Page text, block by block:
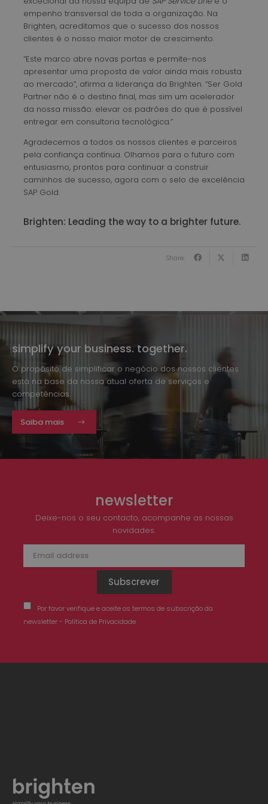
empenho transversal de toda a organização. Na
Brighten, acreditamos que o sucesso dos nossos
clientes é o nosso maior motor de crescimento.
“Este marco abre novas portas e permite-nos
apresentar uma proposta de valor ainda mais robusta
ao mercado”, afirma a liderança da Brighten. “Ser Gold
Partner não é o destino final, mas sim um acelerador
da nossa missão: elevar os padrões do que é possível
entregar em consultoria tecnológica.”
Agradecemos a todos os nossos clientes e parceiros
pela confiança contínua. Olhamos para o futuro com
entusiasmo, prontos para continuar a construir
caminhos de sucesso, agora com o selo de excelência
SAP Gold.
Brighten: Leading the way to a brighter future.
Share:
simplify your business. together.
O propósito de simplificar o negócio dos nossos clientes
está na base da nossa atual oferta de serviços e
competências.
Saiba mais
newsletter
Deixe-nos o seu contacto, acompanhe as nossas
novidades.
Por favor verifique e aceite os termos de subscrição da
newsletter - Política de Privacidade